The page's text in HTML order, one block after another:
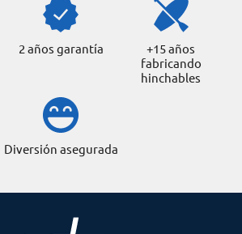
2 años garantía
+15 años
fabricando
hinchables
Diversión asegurada